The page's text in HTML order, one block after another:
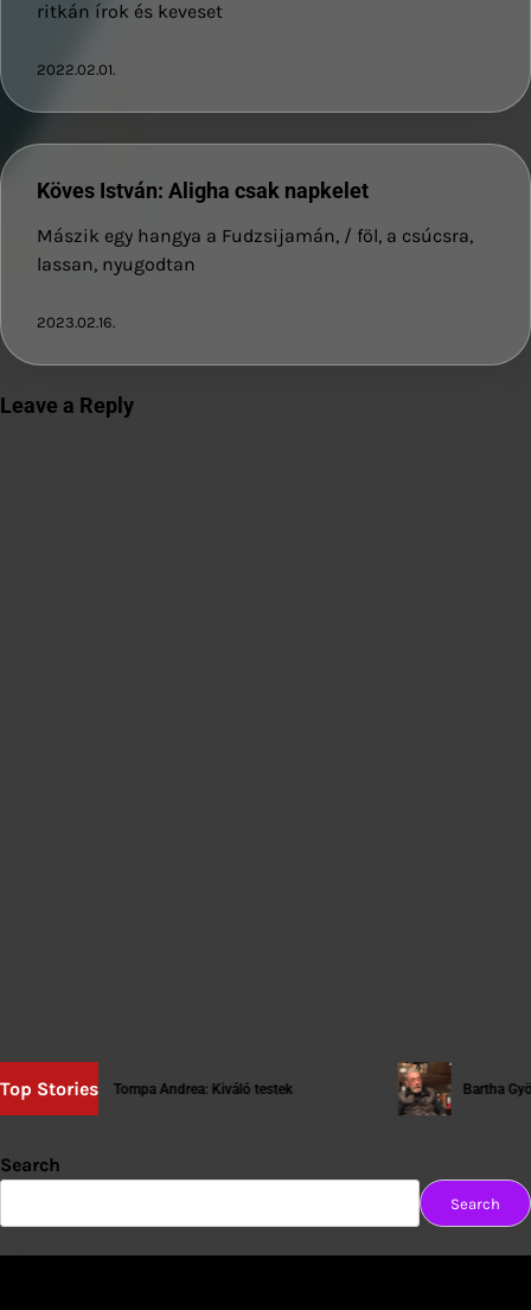
ritkán írok és keveset
2022.02.01.
Köves István: Aligha csak napkelet
Mászik egy hangya a Fudzsijamán, / föl, a csúcsra,
lassan, nyugodtan
2023.02.16.
Leave a Reply
Top StoriesTompa Andrea: Kiváló testek Bartha György:
Search
Search